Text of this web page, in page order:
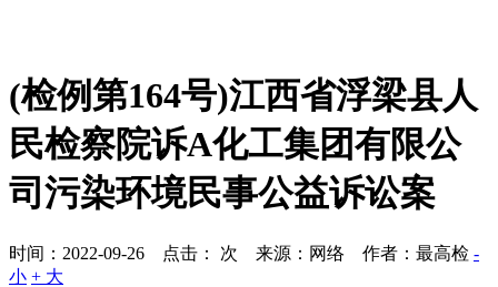
(检例第164号)江西省浮梁县人
民检察院诉A化工集团有限公
司污染环境民事公益诉讼案
时间：2022-09-26 点击： 次 来源：网络 作者：最高检 -
小 + 大